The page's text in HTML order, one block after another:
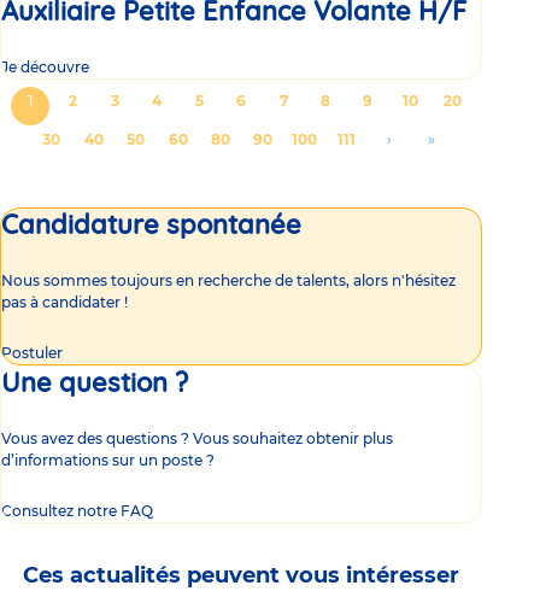
Auxiliaire Petite Enfance Volante H/F
Je découvre
Pagination
Page
courante
1 Page
2 Page
3 Page
4 Page
5 Page
6 Page
7 Page
8 Page
9 Page
10 Page
20
Page
30 Page
40 Page
50 Page
60 Page
80 Page
90 Page
100 Page
111
Aller
›
Aller
dernière
»
Candidature spontanée
Nous sommes toujours en recherche de talents, alors n'hésitez
pas à candidater !
Postuler
Une question ?
Vous avez des questions ? Vous souhaitez obtenir plus
d’informations sur un poste ?
Consultez notre FAQ
Ces actualités peuvent vous intéresser